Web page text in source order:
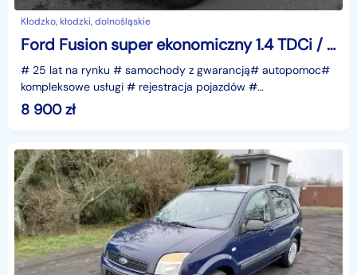
Kłodzko, kłodzki, dolnośląskie
Ford Fusion super ekonomiczny 1.4 TDCi / tylko 142 tys km przebiegu / zadbany
# 25 lat na rynku # samochody z gwarancją# autopomoc#
kompleksowe usługi # rejestracja pojazdów #
ubezpieczenia- - - samochód z GWARANCJĄ - - - FORD
FUSION 1.4
8 900zł